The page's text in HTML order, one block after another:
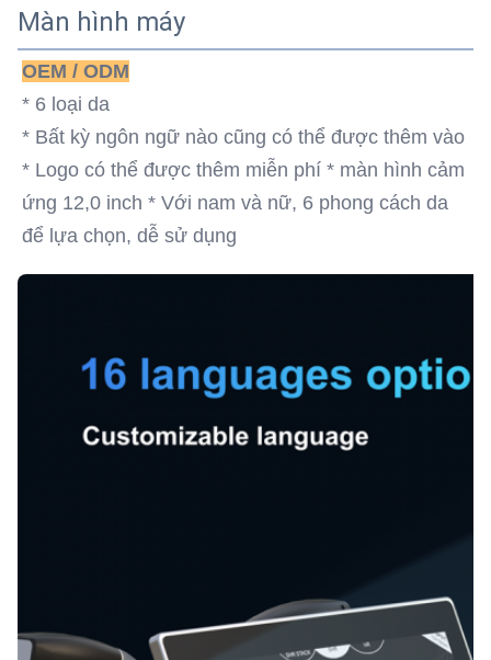
Màn hình máy
OEM / ODM
* 6 loại da
* Bất kỳ ngôn ngữ nào cũng có thể được thêm vào
* Logo có thể được thêm miễn phí * màn hình cảm
ứng 12,0 inch * Với nam và nữ, 6 phong cách da
để lựa chọn, dễ sử dụng